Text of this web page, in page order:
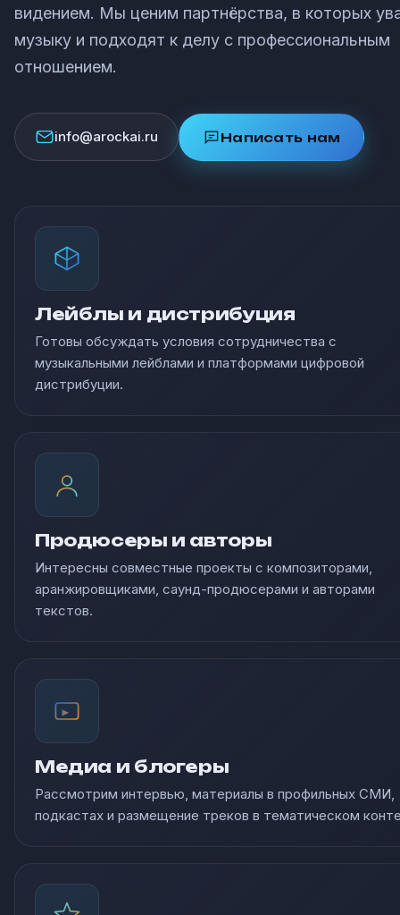
видением. Мы ценим партнёрства, в которых
музыку и подходят к делу с профессиональным
отношением.
info@arockai.ru Написать нам
Лейблы и дистрибуция
Готовы обсуждать условия сотрудничества с
музыкальными лейблами и платформами цифровой
дистрибуции.
Продюсеры и авторы
Интересны совместные проекты с композиторами,
аранжировщиками, саунд-продюсерами и авторами
текстов.
Медиа и блогеры
Рассмотрим интервью, материалы в профильных СМИ,
подкастах и размещение треков в тематическом